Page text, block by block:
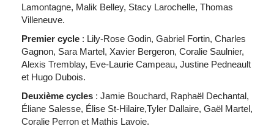
Lamontagne, Malik Belley, Stacy Larochelle, Thomas
Villeneuve.
Premier cycle : Lily-Rose Godin, Gabriel Fortin, Charles
Gagnon, Sara Martel, Xavier Bergeron, Coralie Saulnier,
Alexis Tremblay, Eve-Laurie Campeau, Justine Pedneault
et Hugo Dubois.
Deuxième cycles : Jamie Bouchard, Raphaël Dechantal,
Éliane Salesse, Élise St-Hilaire,Tyler Dallaire, Gaël Martel,
Coralie Perron et Mathis Lavoie.